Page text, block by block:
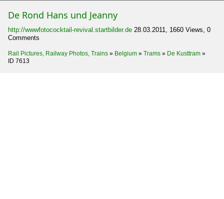
De Rond Hans und Jeanny
http://wwwfotococktail-revival.startbilder.de 28.03.2011, 1660 Views, 0
Comments
Rail Pictures, Railway Photos, Trains » Belgium » Trams » De Kusttram »
ID 7613